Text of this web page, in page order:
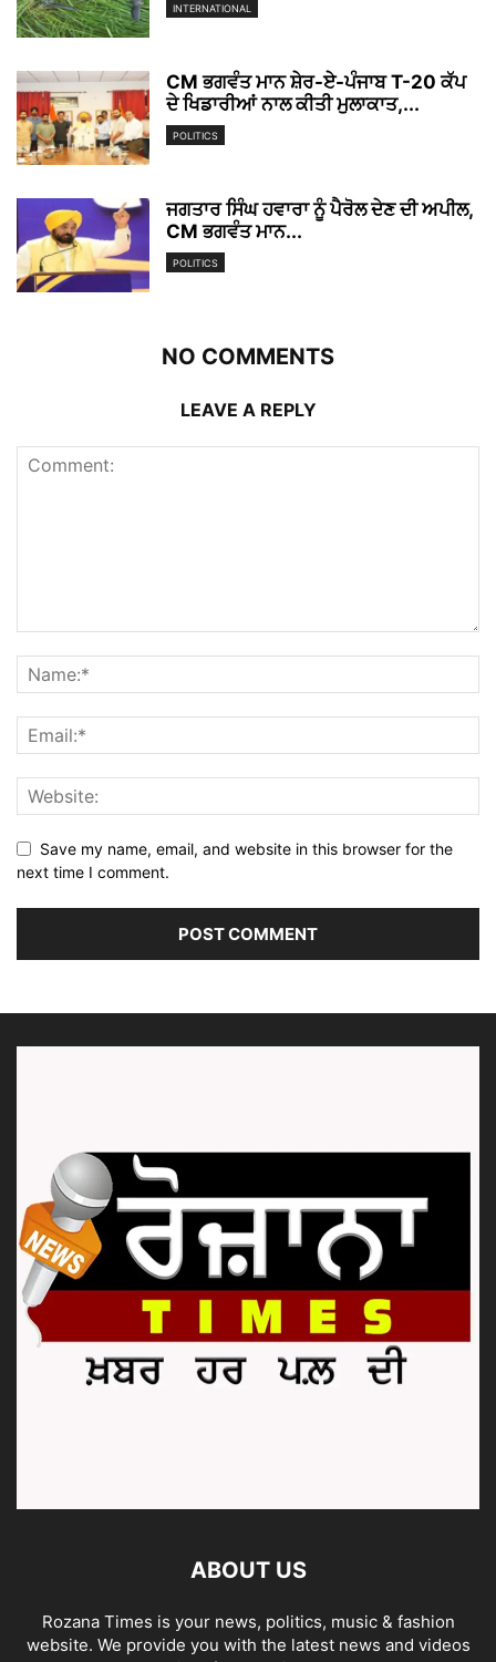
INTERNATIONAL
CM ਭਗਵੰਤ ਮਾਨ ਸ਼ੇਰ-ਏ-ਪੰਜਾਬ T-20 ਕੱਪ
ਦੇ ਖਿਡਾਰੀਆਂ ਨਾਲ ਕੀਤੀ ਮੁਲਾਕਾਤ,...
POLITICS
ਜਗਤਾਰ ਸਿੰਘ ਹਵਾਰਾ ਨੂੰ ਪੈਰੋਲ ਦੇਣ ਦੀ ਅਪੀਲ,
CM ਭਗਵੰਤ ਮਾਨ...
POLITICS
NO COMMENTS
LEAVE A REPLY
Save my name, email, and website in this browser for the
next time I comment.
ABOUT US
Rozana Times is your news, politics, music & fashion
website. We provide you with the latest news and videos